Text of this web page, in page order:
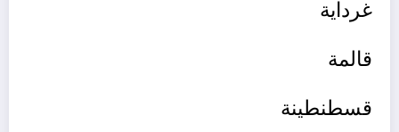
غرداية
قالمة
قسطنطينة